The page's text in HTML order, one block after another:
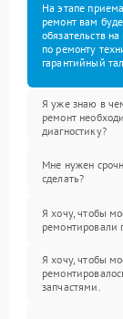
На этапе
ремонт вам
обязательств
по ремонту
гарантийный
Я уже знаю в
ремонт
диагностику?
Мне нужен
сделать?
Я хочу, чтобы
ремонтировали
Я хочу, чтобы
запчастями.